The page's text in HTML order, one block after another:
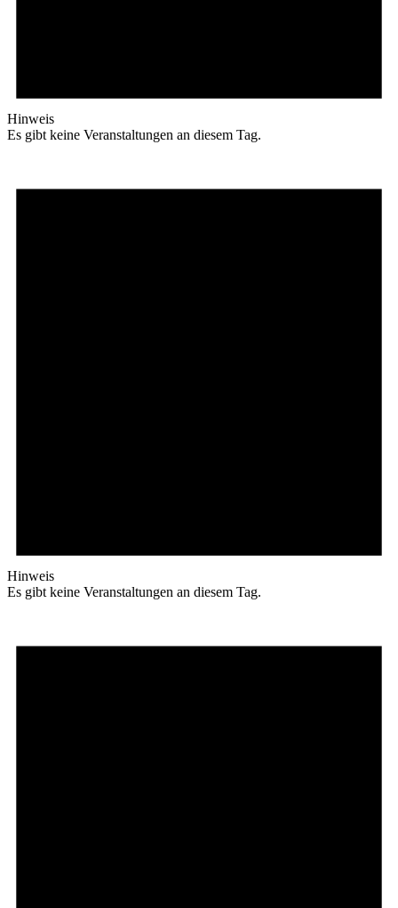
Hinweis
Es gibt keine Veranstaltungen an diesem Tag.
Hinweis
Es gibt keine Veranstaltungen an diesem Tag.